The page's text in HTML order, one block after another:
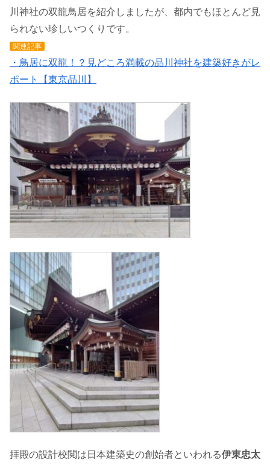
川神社の双龍鳥居を紹介しましたが、都内でもほとんど見
られない珍しいつくりです。
関連記事
・鳥居に双龍！？見どころ満載の品川神社を建築好きがレ
ポート【東京品川】
拝殿の設計校閲は日本建築史の創始者といわれる伊東忠太